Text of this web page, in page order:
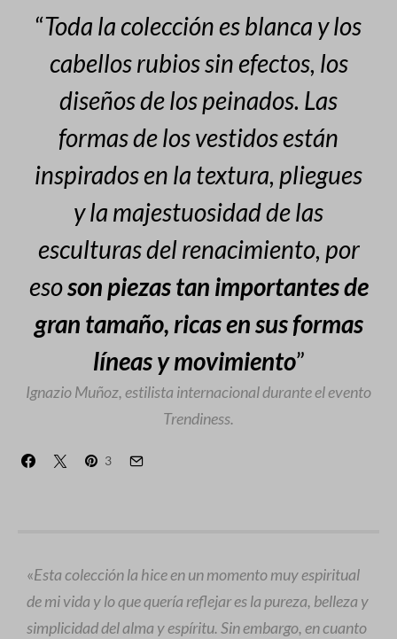
“Toda la colección es blanca y los
cabellos rubios sin efectos, los
diseños de los peinados. Las
formas de los vestidos están
inspirados en la textura, pliegues
y la majestuosidad de las
esculturas del renacimiento, por
esoson piezas tan importantes de
gran tamaño, ricas en sus formas
líneas y movimiento”
Ignazio Muñoz, estilista internacional durante el evento
Trendiness.
3
«Esta colección la hice en un momento muy espiritual
de mi vida y lo que quería reflejar es la pureza, belleza y
simplicidad del alma y espíritu. Sin embargo, en cuanto